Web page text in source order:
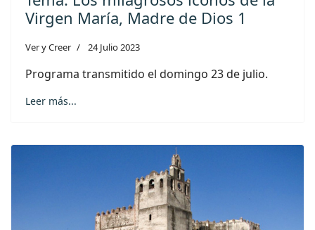
Virgen María, Madre de Dios 1
Ver y Creer 24 Julio 2023
Programa transmitido el domingo 23 de julio.
Leer más...